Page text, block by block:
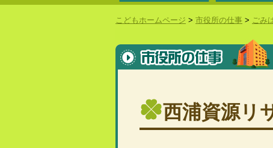
こどもホームページ > 市役所の仕事 > ごみ
西浦資源リ